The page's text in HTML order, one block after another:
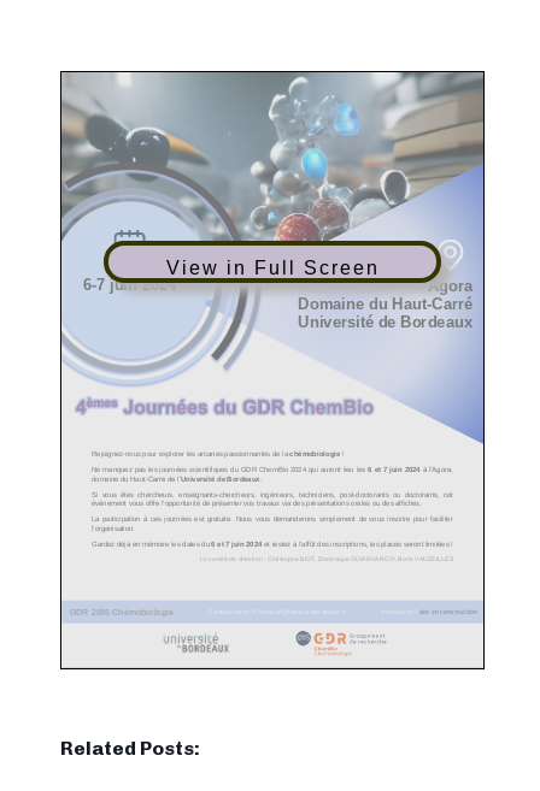
View in Full Screen
Related Posts: